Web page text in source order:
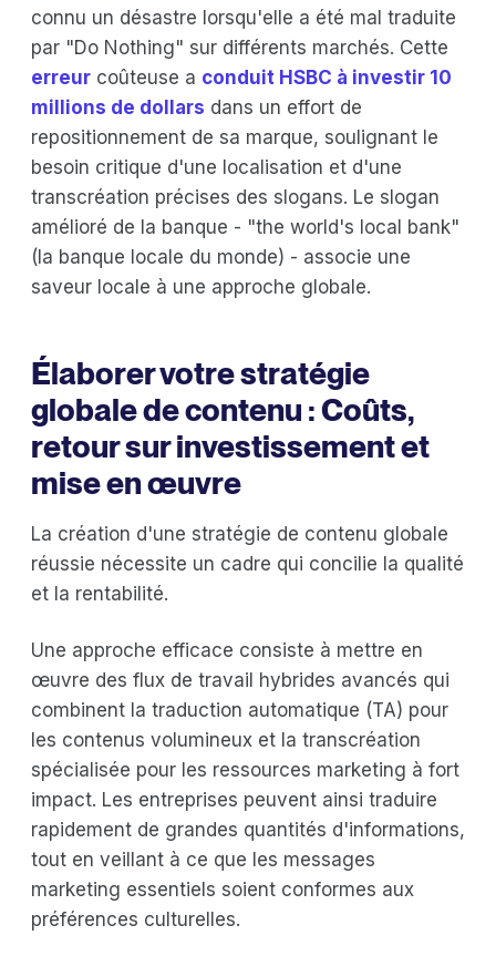
connu un désastre lorsqu'elle a été mal traduite
par "Do Nothing" sur différents marchés. Cette
erreur coûteuse a conduit HSBC à investir 10
millions de dollars dans un effort de
repositionnement de sa marque, soulignant le
besoin critique d'une localisation et d'une
transcréation précises des slogans. Le slogan
amélioré de la banque - "the world's local bank"
(la banque locale du monde) - associe une
saveur locale à une approche globale.
Élaborer votre stratégie
globale de contenu : Coûts,
retour sur investissement et
mise en œuvre
La création d'une stratégie de contenu globale
réussie nécessite un cadre qui concilie la qualité
et la rentabilité.
Une approche efficace consiste à mettre en
œuvre des flux de travail hybrides avancés qui
combinent la traduction automatique (TA) pour
les contenus volumineux et la transcréation
spécialisée pour les ressources marketing à fort
impact. Les entreprises peuvent ainsi traduire
rapidement de grandes quantités d'informations,
tout en veillant à ce que les messages
marketing essentiels soient conformes aux
préférences culturelles.